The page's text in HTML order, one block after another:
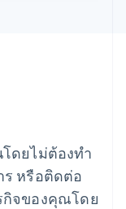
ดยไม่ต้องทำ
หรือติดต่อ
กิจของคุณโดย